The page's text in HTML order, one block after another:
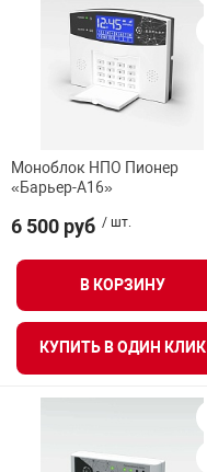
Моноблок НПО Пионер
«Барьер-А16»
6 500 руб / шт.
В КОРЗИНУ
КУПИТЬ В ОДИН КЛИК